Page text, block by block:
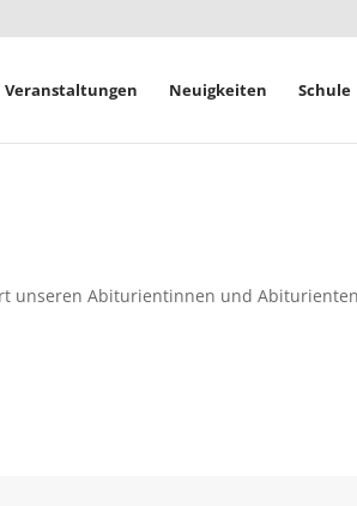
Veranstaltungen Neuigkeiten Schule
unseren Abiturientinnen und